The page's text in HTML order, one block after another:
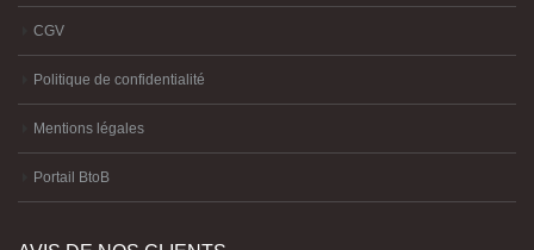
CGV
Politique de confidentialité
Mentions légales
Portail BtoB